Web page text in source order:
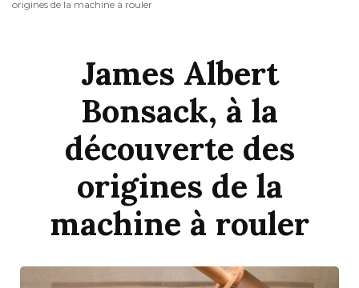
origines de la machine à rouler
James Albert
Bonsack, à la
découverte des
origines de la
machine à rouler